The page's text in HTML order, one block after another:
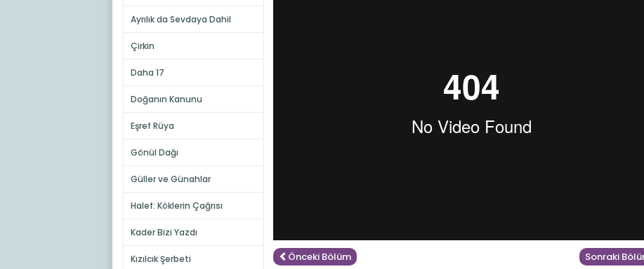
Ayrılık da Sevdaya Dahil
Çirkin
Daha 17
Doğanın Kanunu
Eşref Rüya
Gönül Dağı
Güller ve Günahlar
Halef: Köklerin Çağrısı
Kader Bizi Yazdı
Kızılcık Şerbeti Önceki Bölüm Sonraki